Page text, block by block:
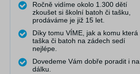
Ročně vidíme okolo 1.300 dětí
zkoušet si školní batoh či tašku,
prodáváme je již 15 let.
Díky tomu VÍME, jak a komu která
taška či batoh na zádech sedí
nejlépe.
Dovedeme Vám dobře poradit i na
dálku.